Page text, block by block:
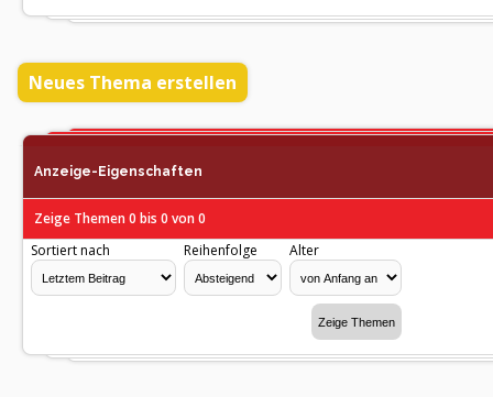
Neues Thema erstellen
Anzeige-Eigenschaften
Zeige Themen 0 bis 0 von 0
Sortiert nach
Reihenfolge Alter